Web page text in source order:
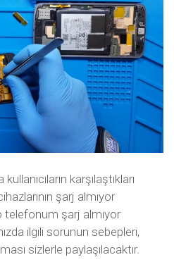
karşılaştıkları
şarj almıyor
telefonum şarj almıyor
ilgili sorunun sebepleri,
sizlerle paylaşılacaktır.